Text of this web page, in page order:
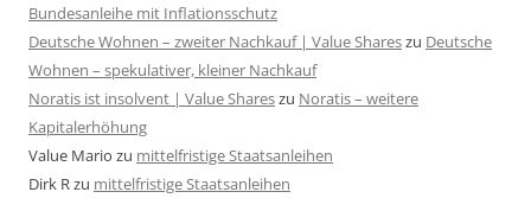
Bundesanleihe mit Inflationsschutz
Deutsche Wohnen – zweiter Nachkauf | Value Shareszu Deutsche
Wohnen – spekulativer, kleiner Nachkauf
Noratis ist insolvent | Value Shareszu Noratis – weitere
Kapitalerhöhung
Value Mario zu mittelfristige Staatsanleihen
Dirk Rzu mittelfristige Staatsanleihen